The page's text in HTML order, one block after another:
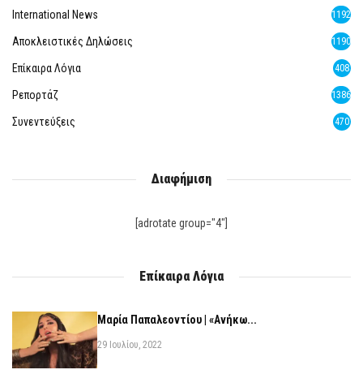
International News 1192
Αποκλειστικές Δηλώσεις 1190
Επίκαιρα Λόγια 408
Ρεπορτάζ 1386
Συνεντεύξεις 470
Διαφήμιση
[adrotate group="4"]
Επίκαιρα Λόγια
Μαρία Παπαλεοντίου | «Ανήκω...
29 Ιουλίου, 2022